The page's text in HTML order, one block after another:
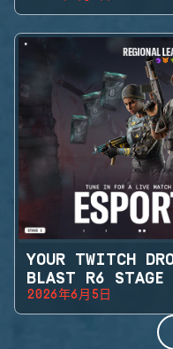
YOUR TWITCH
BLAST R6
2026年6月5日